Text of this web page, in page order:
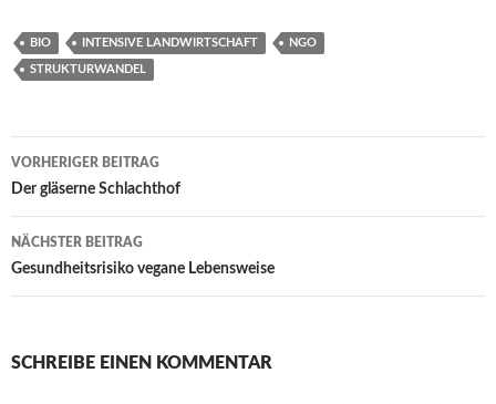
b
o
k
itt
er
ail at
p
se
er
p
n
ar
BIO INTENSIVE LANDWIRTSCHAFT NGO
STRUKTURWANDEL
Beitrags-
Navigation
VORHERIGER BEITRAG
Der gläserne Schlachthof
NÄCHSTER BEITRAG
Gesundheitsrisiko vegane Lebensweise
SCHREIBE EINEN KOMMENTAR